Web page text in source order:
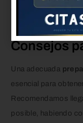
experiencia no solo
revela detalles
Consejos
Una adecuada
esencial para
Recomendamos
posible, habiendo